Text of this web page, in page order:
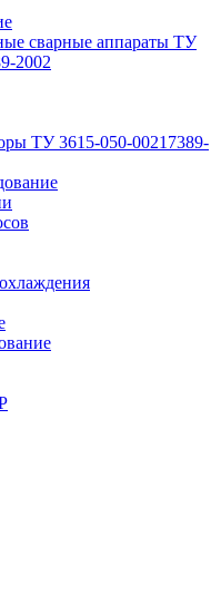
сварные аппараты ТУ
2002
ТУ 3615-050-00217389-